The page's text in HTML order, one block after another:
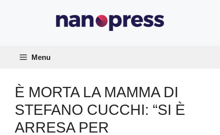
Menu
È MORTA LA MAMMA DI
STEFANO CUCCHI: “SI È
ARRESA PER